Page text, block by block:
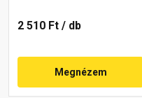
2 510 Ft / db
Megnézem